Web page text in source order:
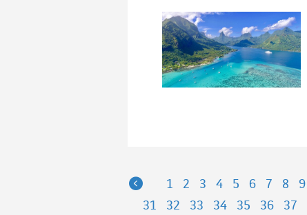
Previous
1 2 3 4 5 6 7 8 9
31
32 33 34 35 36 37